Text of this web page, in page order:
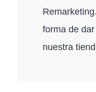
forma de
nuestra